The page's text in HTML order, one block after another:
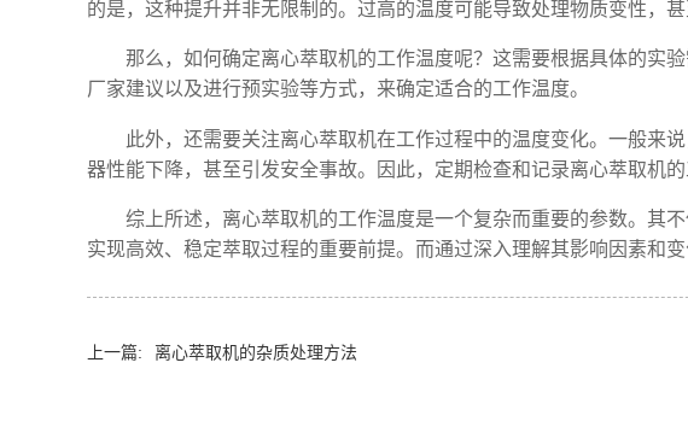
的是，这种提升并非无限制的。过高的温度可能导致处理物质变性，
那么，如何确定离心萃取机的工作温度呢？这需要根据具体的实
厂家建议以及进行预实验等方式，来确定适合的工作温度。
此外，还需要关注离心萃取机在工作过程中的温度变化。一般来
器性能下降，甚至引发安全事故。因此，定期检查和记录离心萃取机
综上所述，离心萃取机的工作温度是一个复杂而重要的参数。其
实现高效、稳定萃取过程的重要前提。而通过深入理解其影响因素和
上一篇: 离心萃取机的杂质处理方法